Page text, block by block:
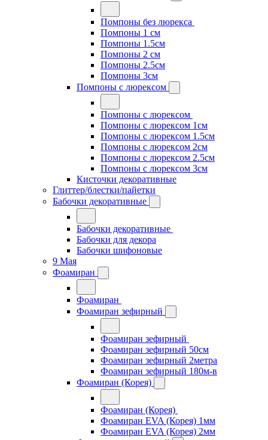
Помпоны без люрекса
Помпоны 1 см
Помпоны 1.5см
Помпоны 2 см
Помпоны 2.5см
Помпоны 3см
Помпоны с люрексом
Помпоны с люрексом
Помпоны с люрексом 1см
Помпоны с люрексом 1.5см
Помпоны с люрексом 2см
Помпоны с люрексом 2.5см
Помпоны с люрексом 3см
Кисточки декоративные
Глиттер/блестки/пайетки
Бабочки декоративные
Бабочки декоративные
Бабочки для декора
Бабочки шифоновые
9 Мая
Фоамиран
Фоамиран
Фоамиран зефирный
Фоамиран зефирный
Фоамиран зефирный 50см
Фоамиран зефирный 2метра
Фоамиран зефирный 180м-в
Фоамиран (Корея)
Фоамиран (Корея)
Фоамиран EVA (Корея) 1мм
Фоамиран EVA (Корея) 2мм